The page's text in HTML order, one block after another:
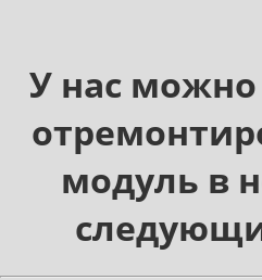
У нас
модуль в